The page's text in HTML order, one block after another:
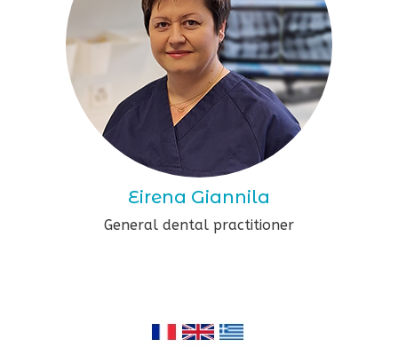
Eirena Giannila
General dental practitioner